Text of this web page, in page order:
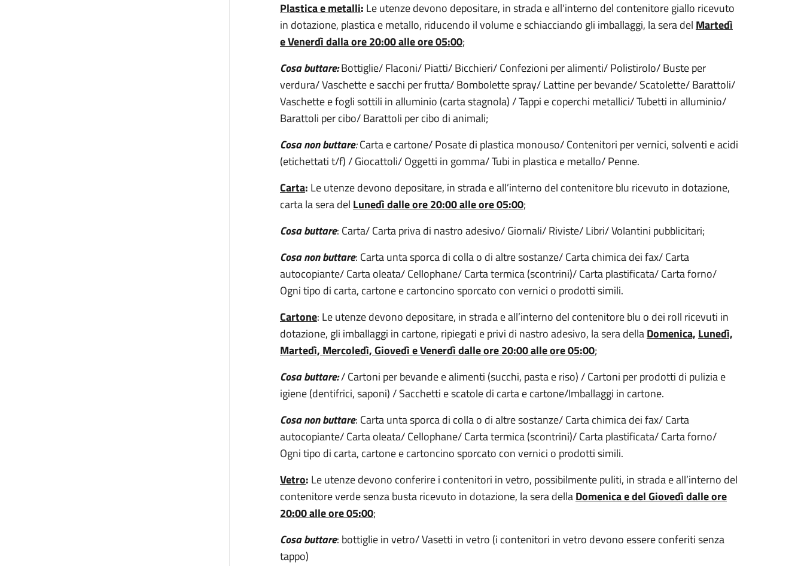
Plastica e metalli: Le utenze devono depositare, in strada e all'interno del contenitore giallo ricevuto
in dotazione, plastica e metallo, riducendo il volume e schiacciando gli imballaggi, la sera del Martedì
e Venerdì dalla ore 20:00 alle ore 05:00;
Cosa buttare:Bottiglie/ Flaconi/ Piatti/ Bicchieri/ Confezioni per alimenti/ Polistirolo/ Buste per
verdura/ Vaschette e sacchi per frutta/ Bombolette spray/ Lattine per bevande/ Scatolette/ Barattoli/
Vaschette e fogli sottili in alluminio (carta stagnola) / Tappi e coperchi metallici/ Tubetti in alluminio/
Barattoli per cibo/ Barattoli per cibo di animali;
Cosa non buttare:Carta e cartone/ Posate di plastica monouso/ Contenitori per vernici, solventi e acidi
(etichettati t/f) / Giocattoli/ Oggetti in gomma/ Tubi in plastica e metallo/ Penne.
Carta: Le utenze devono depositare, in strada e all’interno del contenitore blu ricevuto in dotazione,
carta la sera del Lunedì dalle ore 20:00 alle ore 05:00;
Cosa buttare: Carta/ Carta priva di nastro adesivo/ Giornali/ Riviste/ Libri/ Volantini pubblicitari;
Cosa non buttare: Carta unta sporca di colla o di altre sostanze/ Carta chimica dei fax/ Carta
autocopiante/ Carta oleata/ Cellophane/ Carta termica (scontrini)/ Carta plastificata/ Carta forno/
Ogni tipo di carta, cartone e cartoncino sporcato con vernici o prodotti simili.
Cartone: Le utenze devono depositare, in strada e all’interno del contenitore blu o dei roll ricevuti in
dotazione, gli imballaggi in cartone, ripiegati e privi di nastro adesivo, la sera dellaDomenica, Lunedì,
Martedì, Mercoledì, Giovedì e Venerdì dalle ore 20:00 alle ore 05:00;
Cosa buttare:/ Cartoni per bevande e alimenti (succhi, pasta e riso) / Cartoni per prodotti di pulizia e
igiene (dentifrici, saponi) / Sacchetti e scatole di carta e cartone/Imballaggi in cartone.
Cosa non buttare: Carta unta sporca di colla o di altre sostanze/ Carta chimica dei fax/ Carta
autocopiante/ Carta oleata/ Cellophane/ Carta termica (scontrini)/ Carta plastificata/ Carta forno/
Ogni tipo di carta, cartone e cartoncino sporcato con vernici o prodotti simili.
Vetro: Le utenze devono conferire i contenitori in vetro, possibilmente puliti, in strada e all’interno del
contenitore verde senza busta ricevuto in dotazione, la sera dellaDomenica e del Giovedì dalle ore
20:00 alle ore 05:00;
Cosa buttare: bottiglie in vetro/ Vasetti in vetro (i contenitori in vetro devono essere conferiti senza
tappo)